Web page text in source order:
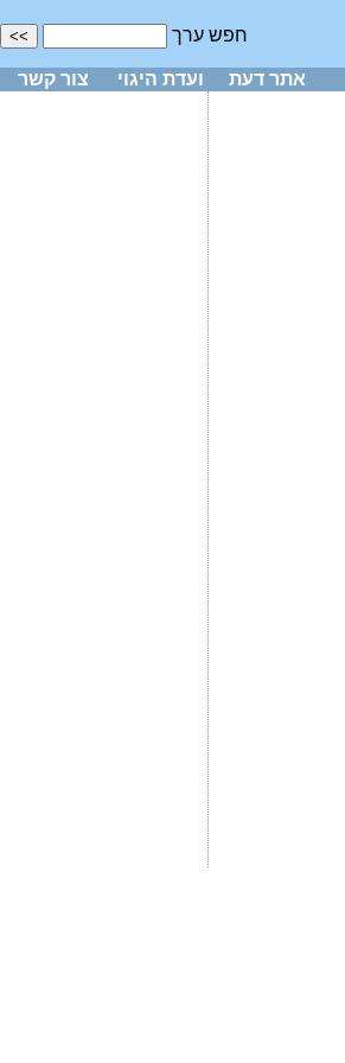
חפש ערך
אתר דעת ועדת היגוי צור קשר